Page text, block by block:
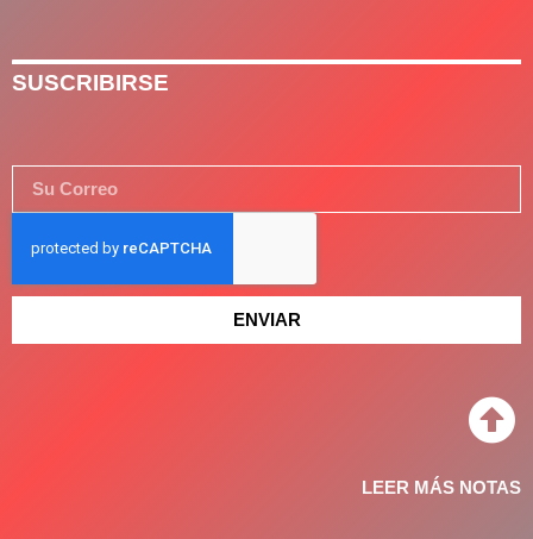
SUSCRIBIRSE
ENVIAR
LEER MÁS NOTAS